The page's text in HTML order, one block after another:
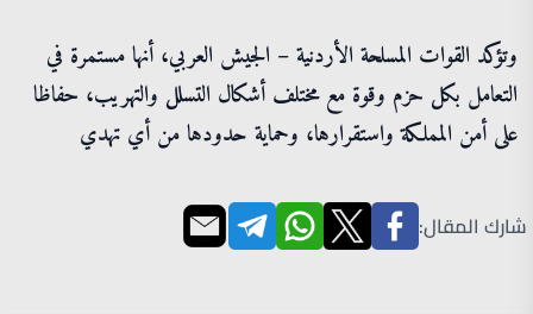
وتؤكد القوات المسلحة الأردنية – الجيش العربي، أنها مستمرة في
التعامل بكل حزم وقوة مع مختلف أشكال التسلل والتهريب، حفاظا
على أمن المملكة واستقرارها، وحماية حدودها من أي تهدي
شارك المقال: